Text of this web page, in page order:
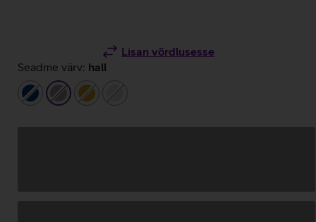
Lisan võrdlusesse
Seadme värv: hall
tumesinine
hall kuldnehõbedane